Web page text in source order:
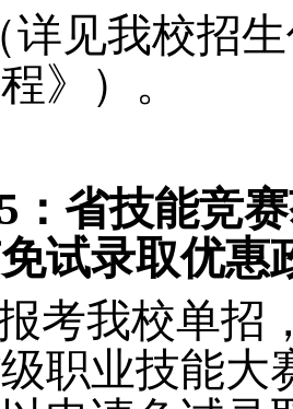
见我校招生
》）。
： 省技能竞
试录取优惠
考我校单招
职业技能大